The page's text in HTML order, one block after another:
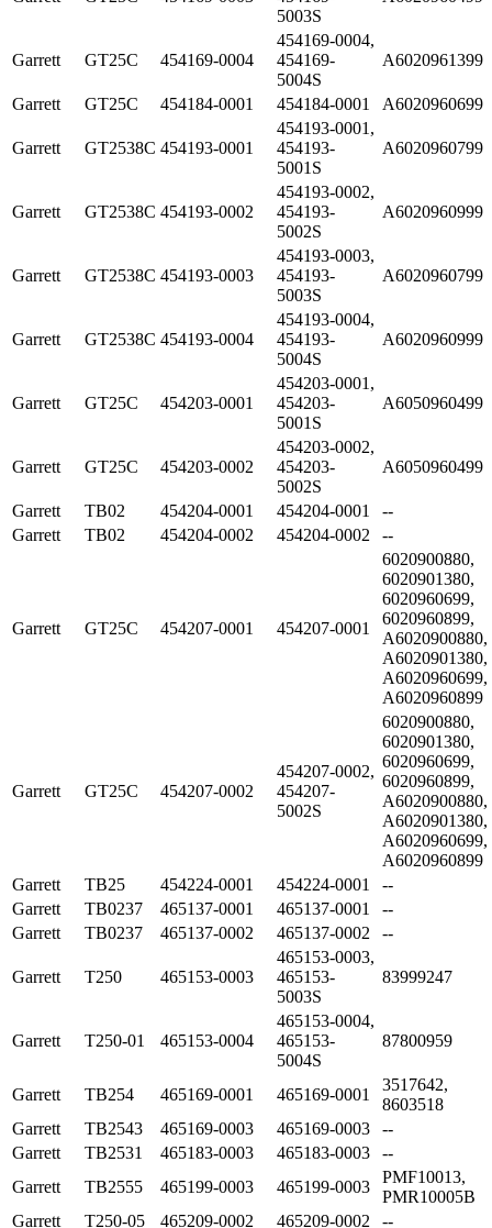
5003S
Garrett GT25C 454169-0004
454169-0004,
454169-
5004S
A6020961399
Garrett GT25C 454184-0001 454184-0001 A6020960699
Garrett GT2538C 454193-0001
454193-0001,
454193-
5001S
A6020960799
Garrett GT2538C 454193-0002
454193-0002,
454193-
5002S
A6020960999
Garrett GT2538C 454193-0003
454193-0003,
454193-
5003S
A6020960799
Garrett GT2538C 454193-0004
454193-0004,
454193-
5004S
A6020960999
Garrett GT25C 454203-0001
454203-0001,
454203-
5001S
A6050960499
Garrett GT25C 454203-0002
454203-0002,
454203-
5002S
A6050960499
Garrett TB02 454204-0001 454204-0001
--
Garrett
TB02 454204-0002 454204-0002 --
Garrett GT25C 454207-0001 454207-0001
6020900880,
6020901380,
6020960699,
6020960899,
A6020900880,
A6020901380,
A6020960699,
A6020960899
Garrett GT25C 454207-0002
454207-0002,
454207-
5002S
6020900880,
6020901380,
6020960699,
6020960899,
A6020900880,
A6020901380,
A6020960699,
A6020960899
Garrett
TB25 454224-0001 454224-0001
--
Garrett
TB0237 465137-0001 465137-0001
--
Garrett
TB0237 465137-0002 465137-0002 --
Garrett T250 465153-0003
465153-0003,
465153-
5003S
83999247
Garrett T250-01 465153-0004
465153-0004,
465153-
5004S
87800959
Garrett TB254 465169-0001 465169-0001
3517642,
8603518
Garrett
TB2543 465169-0003 465169-0003
--
Garrett
TB2531 465183-0003 465183-0003
--
Garrett
TB2555 465199-0003 465199-0003
PMF10013,
PMR10005B
Garrett
T250-05 465209-0002 465209-0002 --